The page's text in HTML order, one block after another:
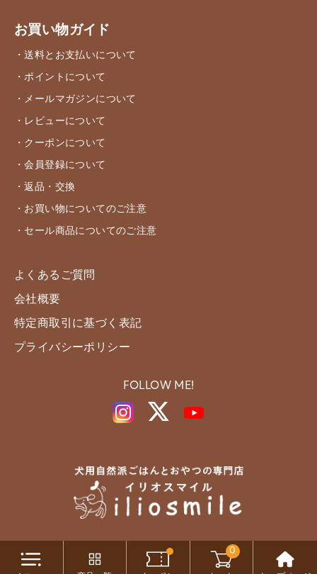
お買い物ガイド
・送料とお支払いについて
・ポイントについて
・メールマガジンについて
・レビューについて
・クーポンについて
・会員登録について
・返品・交換
・お買い物についてのご注意
・セール商品についてのご注意
よくあるご質問
会社概要
特定商取引に基づく表記
プライバシーポリシー
FOLLOW ME!
0